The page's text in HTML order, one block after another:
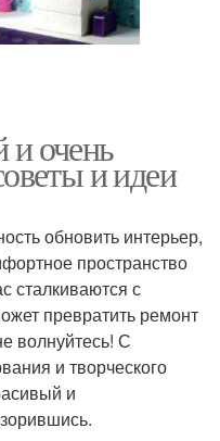
очень
и идеи
обновить интерьер,
пространство
сталкиваются с
превратить ремонт
волнуйтесь! С
и творческого
и